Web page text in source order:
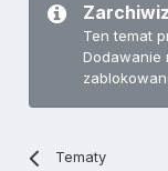
Ten temat
Dodawanie
Tematy